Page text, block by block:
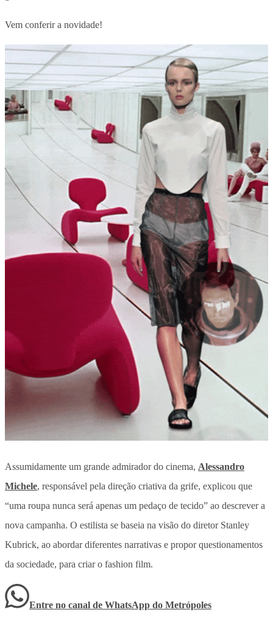
Vem conferir a novidade!
Assumidamente um grande admirador do cinema, Alessandro
Michele, responsável pela direção criativa da grife, explicou que
“uma roupa nunca será apenas um pedaço de tecido” ao descrever a
nova campanha. O estilista se baseia na visão do diretor Stanley
Kubrick, ao abordar diferentes narrativas e propor questionamentos
da sociedade, para criar o fashion film.
Entre no canal de WhatsApp do Metrópoles